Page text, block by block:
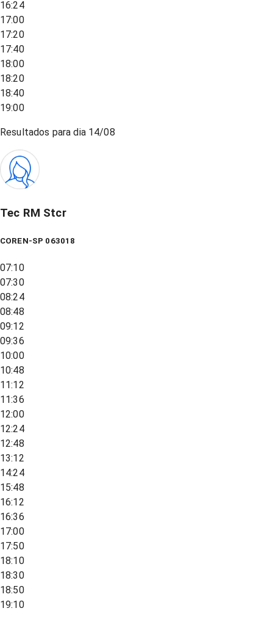
16:24
17:00
17:20
17:40
18:00
18:20
18:40
19:00
Resultados para dia 14/08
Tec RM Stcr
COREN-SP 063018
07:10
07:30
08:24
08:48
09:12
09:36
10:00
10:48
11:12
11:36
12:00
12:24
12:48
13:12
14:24
15:48
16:12
16:36
17:00
17:50
18:10
18:30
18:50
19:10